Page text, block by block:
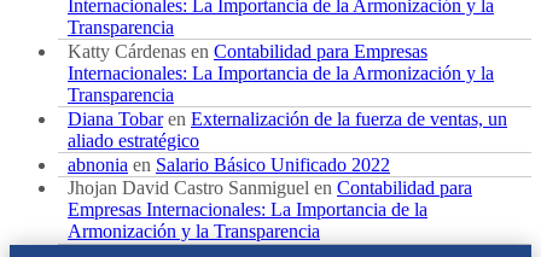
Internacionales: La Importancia de la Armonización y la
Transparencia
Katty Cárdenas en Contabilidad para Empresas
Internacionales: La Importancia de la Armonización y la
Transparencia
Diana Tobaren Externalización de la fuerza de ventas, un
aliado estratégico
abnonia en Salario Básico Unificado 2022
Jhojan David Castro Sanmiguel en Contabilidad para
Empresas Internacionales: La Importancia de la
Armonización y la Transparencia